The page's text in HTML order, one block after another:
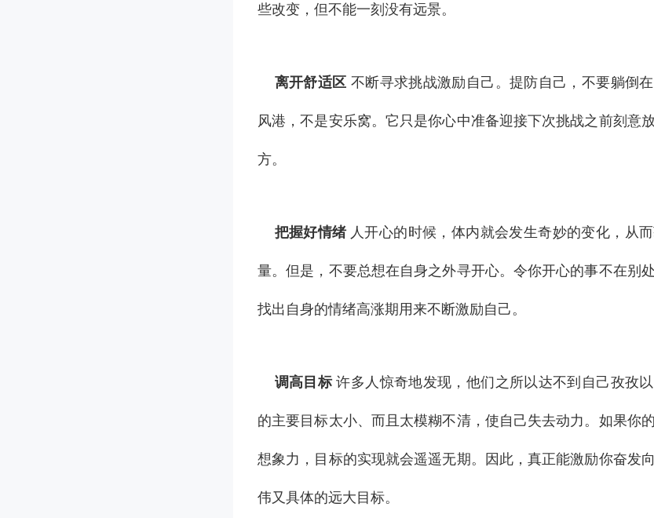
些改变，但不能一刻没有远景。
离开舒适区 不断寻求挑战激励自己。提防自己，不要躺倒
风港，不是安乐窝。它只是你心中准备迎接下次挑战之前刻意
方。
把握好情绪 人开心的时候，体内就会发生奇妙的变化，从
量。但是，不要总想在自身之外寻开心。令你开心的事不在别
找出自身的情绪高涨期用来不断激励自己。
调高目标许多人惊奇地发现，他们之所以达不到自己孜孜
的主要目标太小、而且太模糊不清，使自己失去动力。如果你
想象力，目标的实现就会遥遥无期。因此，真正能激励你奋发
伟又具体的远大目标。